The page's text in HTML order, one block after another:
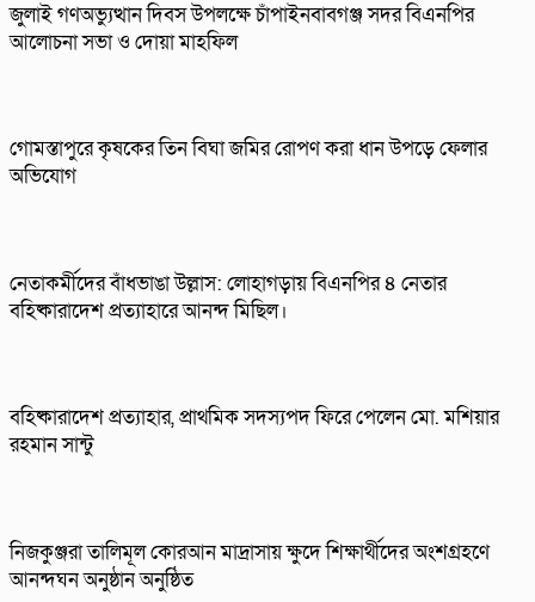
জুলাই গণঅভ্যুত্থান দিবস উপলক্ষে চাঁপাইনবাবগঞ্জ সদর বিএনপির
আলোচনা সভা ও দোয়া মাহফিল
গোমস্তাপুরে কৃষকের তিন বিঘা জমির রোপণ করা ধান উপড়ে ফেলার
অভিযোগ
নেতাকর্মীদের বাঁধভাঙা উল্লাস: লোহাগড়ায় বিএনপির ৪ নেতার
বহিষ্কারাদেশ প্রত্যাহারে আনন্দ মিছিল।
বহিষ্কারাদেশ প্রত্যাহার, প্রাথমিক সদস্যপদ ফিরে পেলেন মো. মশিয়ার
রহমান সান্টু
নিজকুঞ্জরা তালিমূল কোরআন মাদ্রাসায় ক্ষুদে শিক্ষার্থীদের অংশগ্রহণে
আনন্দঘন অনুষ্ঠান অনুষ্ঠিত